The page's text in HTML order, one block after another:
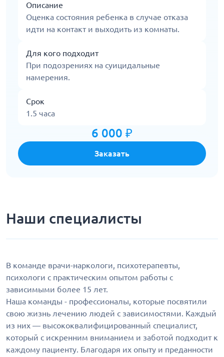
Описание
Оценка состояния ребенка в случае отказа
идти на контакт и выходить из комнаты.
Для кого подходит
При подозрениях на суицидальные
намерения.
Срок
1.5 часа
6 000 ₽
Заказать
Наши специалисты
В команде врачи-наркологи, психотерапевты,
психологи с практическим опытом работы с
зависимыми более 15 лет.
Наша команды - профессионалы, которые посвятили
свою жизнь лечению людей с зависимостями. Каждый
из них — высококвалифицированный специалист,
который с искренним вниманием и заботой подходит к
каждому пациенту. Благодаря их опыту и преданности